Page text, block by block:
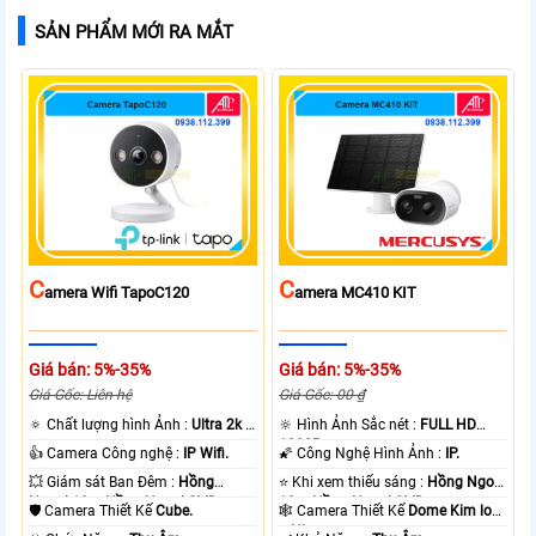
SẢN PHẨM MỚI RA MẮT
CAmera Wifi TapoC120
Giá bán: 5%-35%
Giá Gốc: Liên hệ
🔅 Chất lượng hình Ảnh :Ultra 2k +
.
👍 Camera Công nghệ : IP Wifi.
💥 Giám sát Ban Đêm : Hồng
Ngoại 10m Hồng Ngoại SMD.
🛡 Camera Thiết KếCube.
CAmera MC410 KIT
Giá bán: 5%-35%
Giá Gốc: 00 ₫
🔆 Hình Ảnh Sắc nét : FULL HD
1080P .
🌠 Công Nghệ Hình Ảnh : IP.
⭐ Khi xem thiếu sáng : Hồng Ngoại
10m Hồng Ngoại SMD.
🕸️ Camera Thiết Kế Dome Kim loại
+ Nhựa.